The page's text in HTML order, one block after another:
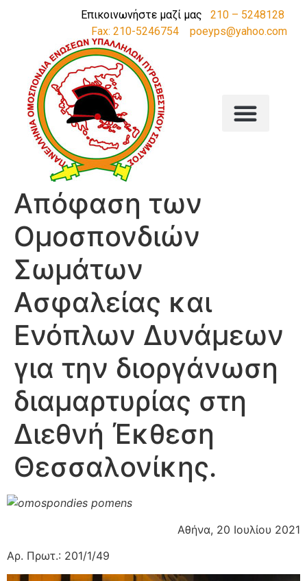
Επικοινωνήστε μαζί μας 210 – 5248128
Fax: 210-5246754
poeyps@yahoo.com
Απόφαση των
Ομοσπονδιών
Σωμάτων
Ασφαλείας και
Ενόπλων Δυνάμεων
για την διοργάνωση
διαμαρτυρίας στη
Διεθνή Έκθεση
Θεσσαλονίκης.
Αθήνα, 20 Ιουλίου 2021
Αρ. Πρωτ.: 201/1/49